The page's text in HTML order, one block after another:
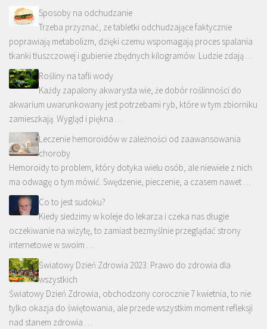
Sposoby na odchudzanie
Trzeba przyznać, ze tabletki odchudzające faktycznie
poprawiają metabolizm, dzięki czemu wspomagają proces spalania
tkanki tłuszczowej i gubienie zbędnych kilogramów. Ludzie zdają …
Rośliny na tafli wody
Każdy zapalony akwarysta wie, że dobór roślinności do
akwarium uwarunkowany jest potrzebami ryb, które w tym zbiorniku
zamieszkają. Wygląd i piękna …
Leczenie hemoroidów w zależności od zaawansowania
choroby
Hemoroidy to problem, który dotyka wielu osób, ale niewiele z nich
ma odwagę o tym mówić. Swędzenie, pieczenie, a czasem nawet …
Co to jest sudoku?
Kiedy siedzimy w koleje do lekarza i czeka nas długie
oczekiwanie na wizytę, to zamiast bezmyślnie przeglądać strony
internetowe w swoim …
Światowy Dzień Zdrowia 2023: Prawo do zdrowia dla
wszystkich
Światowy Dzień Zdrowia, obchodzony corocznie 7 kwietnia, to nie
tylko okazja do świętowania, ale przede wszystkim moment refleksji
nad stanem zdrowia …